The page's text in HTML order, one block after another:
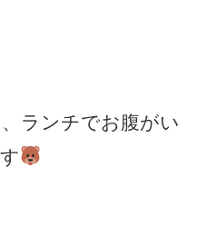
ランチでお腹がい